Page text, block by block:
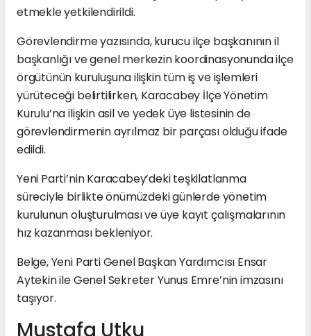
etmekle yetkilendirildi.
Görevlendirme yazısında, kurucu ilçe başkanının il
başkanlığı ve genel merkezin koordinasyonunda ilçe
örgütünün kuruluşuna ilişkin tüm iş ve işlemleri
yürüteceği belirtilirken, Karacabey İlçe Yönetim
Kurulu’na ilişkin asil ve yedek üye listesinin de
görevlendirmenin ayrılmaz bir parçası olduğu ifade
edildi.
Yeni Parti’nin Karacabey’deki teşkilatlanma
süreciyle birlikte önümüzdeki günlerde yönetim
kurulunun oluşturulması ve üye kayıt çalışmalarının
hız kazanması bekleniyor.
Belge, Yeni Parti Genel Başkan Yardımcısı Ensar
Aytekin ile Genel Sekreter Yunus Emre’nin imzasını
taşıyor.
Mustafa Utku